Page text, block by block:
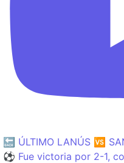
🔙 ÚLTIMO LANÚS 🆚
⚽️ Fue victoria por 2-1,